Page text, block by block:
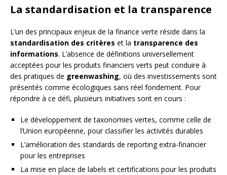
La standardisation et la transparence
L’un des principaux enjeux de la finance verte réside dans la
standardisation des critères et la transparence des
informations. L’absence de définitions universellement
acceptées pour les produits financiers verts peut conduire à
des pratiques de greenwashing, où des investissements sont
présentés comme écologiques sans réel fondement. Pour
répondre à ce défi, plusieurs initiatives sont en cours :
Le développement de taxonomies vertes, comme celle de
l’Union européenne, pour classifier les activités durables
L’amélioration des standards de reporting extra-financier
pour les entreprises
La mise en place de labels et certifications pour les produits